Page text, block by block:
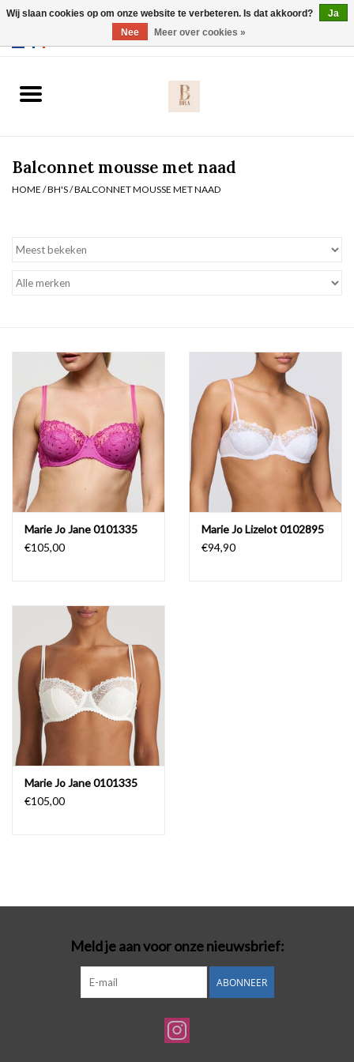
Slip
Nachtmode
Badmode
Lingerie-accessoires
Cadeaubonnen
Balconnet mousse met naad
HOME /BH'S/BALCONNET MOUSSE MET NAAD
Marie Jo Jane 0101335
€105,00
Marie Jo Lizelot 0102895
€94,90
Marie Jo Jane 0101335
€105,00
Meld je aan voor onze nieuwsbrief:
ABONNEER
Wij slaan cookies op om onze website te verbeteren. Is dat akkoord?
Ja
Nee
Meer over cookies »
Webshop werkt met EU maten. .